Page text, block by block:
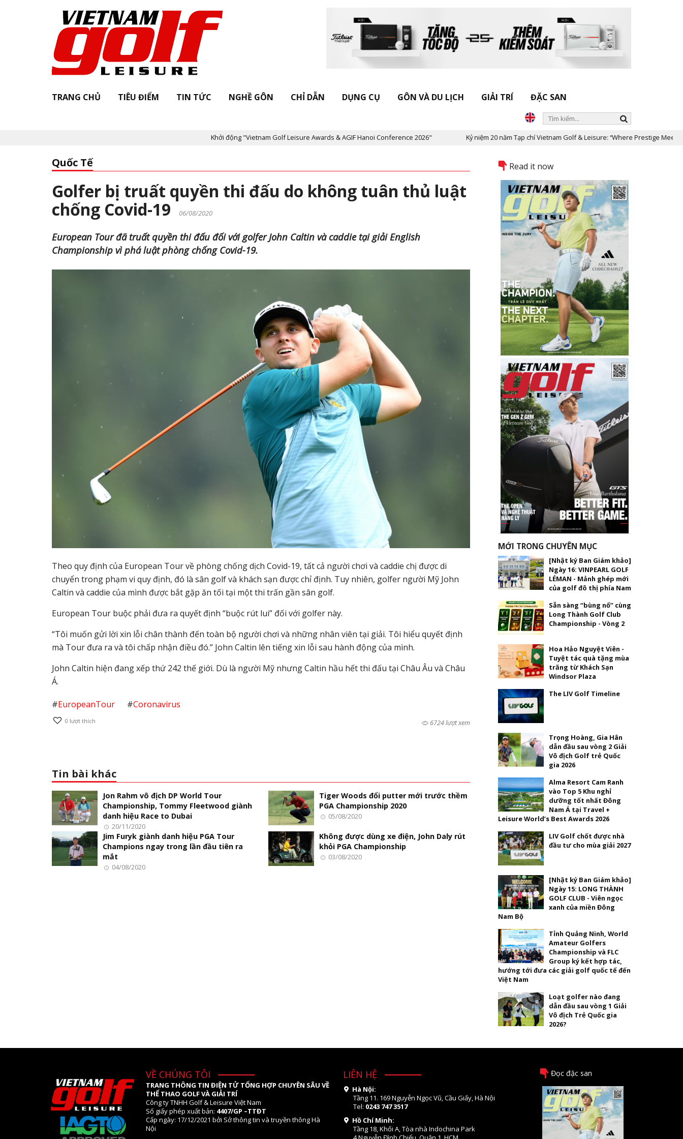
TRANG CHỦ TIÊU ĐIỂM TIN TỨC NGHỀ GÔN CHỈ DẪN DỤNG CỤ GÔN VÀ DU LỊCH GIẢI TRÍ ĐẶC SAN
Khởi động "Vietnam Golf Leisure Awards & AGIF Hanoi Conference 2026" Kỷ niệm 20 năm Tạp chí Vietnam Golf & Leisure: “Where Prestige Meets
Quốc Tế
Golfer bị truất quyền thi đấu do không tuân thủ luật
chống Covid-19
06/08/2020
European Tour đã truất quyền thi đấu đối với golfer John Caltin và caddie tại giải English
Championship vì phá luật phòng chống Covid-19.
Theo quy định của European Tour về phòng chống dịch Covid-19, tất cả người chơi và caddie chị được di
chuyển trong phạm vi quy định, đó là sân golf và khách sạn được chỉ định. Tuy nhiên, golfer người Mỹ John
Caltin và caddie của mình được bắt gặp ăn tối tại một thi trấn gần sân golf.
European Tour buộc phải đưa ra quyết định “buộc rút lui” đối với golfer này.
“Tôi muốn gửi lời xin lỗi chân thành đến toàn bộ người chơi và những nhân viên tại giải. Tôi hiểu quyết định
mà Tour đưa ra và tôi chấp nhận điều đó.” John Caltin lên tiếng xin lỗi sau hành động của mình.
John Caltin hiện đang xếp thứ 242 thế giới. Dù là người Mỹ nhưng Caltin hầu hết thi đấu tại Châu Âu và Châu
Á.
#EuropeanTour #Coronavirus
0 lượt thích 6724 lượt xem
Tin bài khác
Jon Rahm vô địch DP World Tour
Championship, Tommy Fleetwood giành
danh hiệu Race to Dubai
20/11/2020
Tiger Woods đổi putter mới trước thềm
PGA Championship 2020
05/08/2020
Jim Furyk giành danh hiệu PGA Tour
Champions ngay trong lần đầu tiên ra
mắt
04/08/2020
Không được dùng xe điện, John Daly rút
khỏi PGA Championship
03/08/2020
Read it now
MỚI TRONG CHUYÊN MỤC
[Nhật ký Ban Giám khảo]
Ngày 16: VINPEARL GOLF
LÉMAN - Mảnh ghép mới
của golf đô thị phía Nam
Sẵn sàng “bùng nổ” cùng
Long Thành Golf Club
Championship - Vòng 2
Hoa Hảo Nguyệt Viên -
Tuyệt tác quà tặng mùa
trăng từ Khách Sạn
Windsor Plaza
The LIV Golf Timeline
Trọng Hoàng, Gia Hân
dẫn đầu sau vòng 2 Giải
Vô địch Golf trẻ Quốc
gia 2026
Alma Resort Cam Ranh
vào Top 5 Khu nghỉ
dưỡng tốt nhất Đông
Nam Á tại Travel +
Leisure World’s Best Awards 2026
LIV Golf chốt được nhà
đầu tư cho mùa giải 2027
[Nhật ký Ban Giám khảo]
Ngày 15: LONG THÀNH
GOLF CLUB - Viên ngọc
xanh của miền Đông
Nam Bộ
Tỉnh Quảng Ninh, World
Amateur Golfers
Championship và FLC
Group ký kết hợp tác,
hướng tới đưa các giải golf quốc tế đến
Việt Nam
Loạt golfer nào đang
dẫn đầu sau vòng 1 Giải
Vô địch Trẻ Quốc gia
2026?
VỀ CHÚNG TÔI
TRANG THÔNG TIN ĐIỆN TỬ TỔNG HỢP CHUYÊN SÂU VỀ
THỂ THAO GOLF VÀ GIẢI TRÍ
Công ty TNHH Golf & Leisure Việt Nam
Số giấy phép xuất bản: 4407/GP –TTĐT
Cấp ngày: 17/12/2021 bởi Sở thông tin và truyền thông Hà
Nội
LIÊN HỆ
Hà Nội:
Tầng 11. 169 Nguyễn Ngọc Vũ, Cầu Giấy, Hà Nội
Tel: 0243 747 3517
Hồ Chí Minh:
Tầng 18, Khối A, Tòa nhà Indochina Park
Đọc đặc san